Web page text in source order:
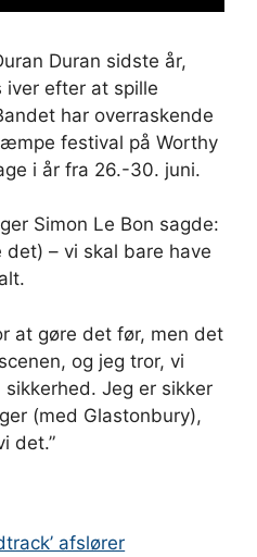
Duran sidste år,
iver efter at spille
har overraskende
festival på Worthy
i år fra 26.-30. juni.
Simon Le Bon sagde:
det) – vi skal bare have
at gøre det før, men det
og jeg tror, ​​vi
Jeg er sikker
(med Glastonbury),
det.”
afslører